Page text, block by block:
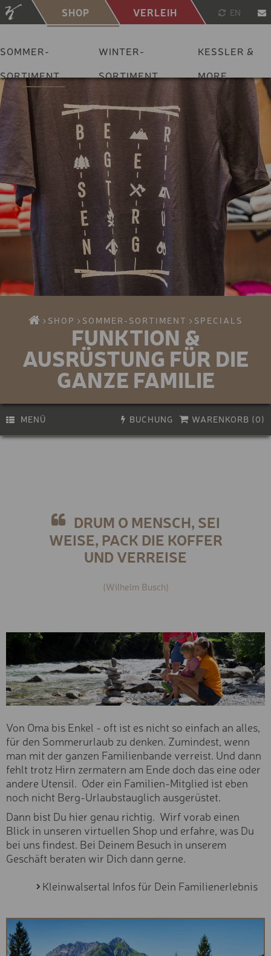
SHOP VERLEIH
SOMMER-
SORTIMENT
WINTER-
SORTIMENT
KESSLER &
MORE
EN
SHOP SOMMER-SORTIMENT SPECIALS
FUNKTION &
AUSRÜSTUNG FÜR DIE
GANZE FAMILIE
MENÜ BUCHUNG WARENKORB (0)
Gutscheine
Skifahren
Snowboarden
Skitour & Freeriden
Schneeschuh- &
Skikarten
Ski- & Boardservice
Saison
Sommer
Winter
Altersgruppe
Erwachsen
Jugend
Kind
Fahrkönnen
Profi
Experte
Fortgeschritten
Anfänger
Typ
Premium
BIKE-HELM
BIKE-HELM
KLETTERSTEIG-SET
KLETTERSTEIG-SET
RÜCKENTRAGE
BIKE-CHECK
E-MOUNTAINBIKETOUR
VORMITTAGS (3H)
E-MOUNTAINBIKETOUR
GANZTAGS (6H)
TAGES-
WALSER KLETTERSTEIG
HINDELANGER
KLETTERSTEIG
TAGES-KLETTERKURS
SCHWARZWASSERBACH
STARZLACHKLAMM
EINKAUFSGUTSCHEIN
DRUM O MENSCH, SEI
WEISE, PACK DIE KOFFER
UND VERREISE
(Wilhelm Busch)
Von Oma bis Enkel - oft ist es nicht so einfach an alles,
für den Sommerurlaub zu denken. Zumindest, wenn
man mit der ganzen Familienbande verreist. Und dann
fehlt trotz Hirn zermatern am Ende doch das eine oder
andere Utensil. Oder ein Familien-Mitglied ist eben
noch nicht Berg-Urlaubstauglich ausgerüstet.
Dann bist Du hier genau richtig. Wirf vorab einen
Blick in unseren virtuellen Shop und erfahre, was Du
bei uns findest. Bei Deinem Besuch in unserem
Geschäft beraten wir Dich dann gerne.
Kleinwalsertal Infos für Dein Familienerlebnis